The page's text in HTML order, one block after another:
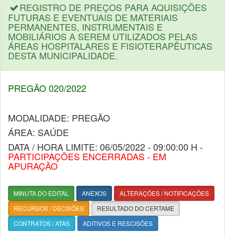
REGISTRO DE PREÇOS PARA AQUISIÇÕES
FUTURAS E EVENTUAIS DE MATERIAIS
PERMANENTES, INSTRUMENTAIS E
MOBILIÁRIOS A SEREM UTILIZADOS PELAS
ÁREAS HOSPITALARES E FISIOTERAPÊUTICAS
DESTA MUNICIPALIDADE.
PREGÃO 020/2022
MODALIDADE: PREGÃO
ÁREA: SAÚDE
DATA / HORA LIMITE: 06/05/2022 - 09:00:00 H -
PARTICIPAÇÕES ENCERRADAS - EM
APURAÇÃO
MINUTA DO EDITAL ANEXOS
ALTERAÇÕES / NOTIFICAÇÕES
RECURSOS / DECISÕES
RESULTADO DO CERTAME
CONTRATOS / ATAS
ADITIVOS E RESCISÕES